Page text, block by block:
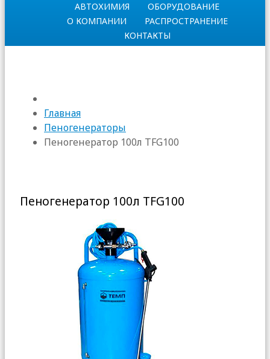
АВТОХИМИЯ
ОБОРУДОВАНИЕ
О КОМПАНИИ
РАСПРОСТРАНЕНИЕ
КОНТАКТЫ
Главная
Пеногенераторы
Пеногенератор 100л TFG100
Пеногенератор 100л TFG100